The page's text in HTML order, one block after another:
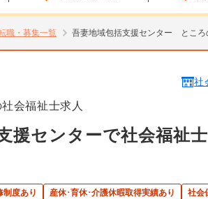
職・募集一覧 吾妻地域包括支援センター ところ
社
会福祉士求人
援センターで社会福祉
制度あり 産休･育休･介護休暇取得実績あり
社会